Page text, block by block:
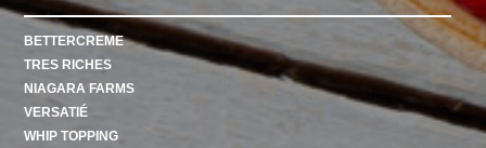
BETTERCREME
TRES RICHES
NIAGARA FARMS
VERSATIÉ
WHIP TOPPING